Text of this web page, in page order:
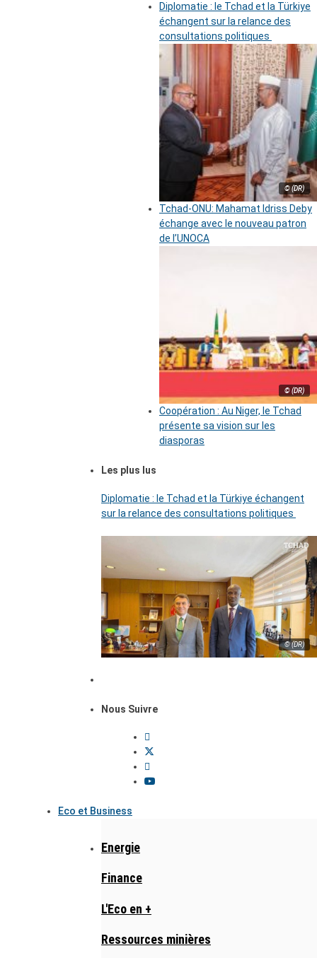
Diplomatie : le Tchad et la Türkiye
échangent sur la relance des
consultations politiques
© (DR)
Tchad-ONU: Mahamat Idriss Deby
échange avec le nouveau patron
de l’UNOCA
© (DR)
Coopération : Au Niger, le Tchad
présente sa vision sur les
diasporas
Les plus lus
Diplomatie : le Tchad et la Türkiye échangent
sur la relance des consultations politiques
© (DR)
Nous Suivre
Eco et Business
Energie
Finance
L'Eco en +
Ressources minières